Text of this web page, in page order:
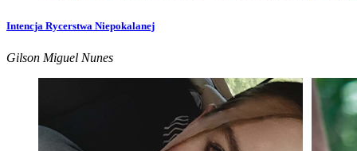
Intencja Rycerstwa Niepokalanej
Gilson Miguel Nunes